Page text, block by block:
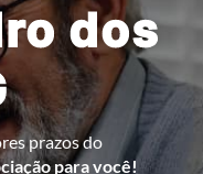
dos
prazos do
para você!